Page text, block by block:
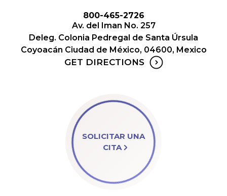
800-465-2726
Av. del Iman No. 257
Deleg. Colonia Pedregal de Santa Úrsula
Coyoacán Ciudad de México, 04600, Mexico
GET DIRECTIONS
SOLICITAR UNA
CITA